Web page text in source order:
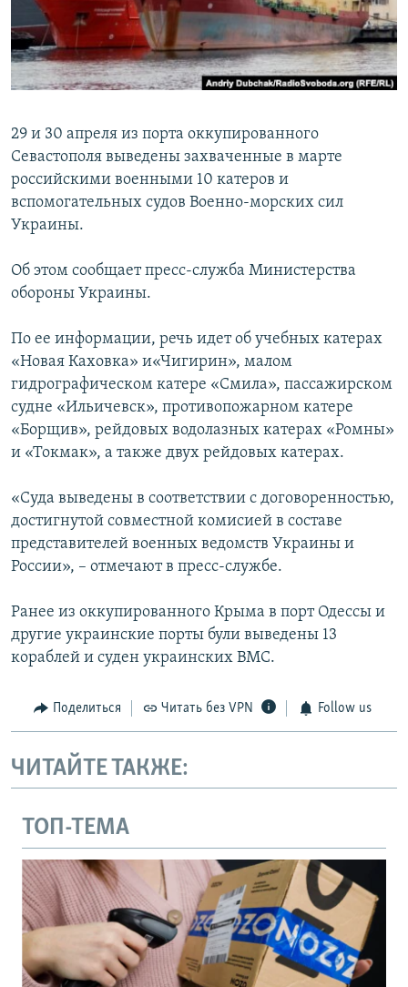
ПОБЕДИТЕЛЕЙ НЕ СУДЯТ?
КРЫМ.НЕПОКОРЕННЫЙ
ELIFBE
ПРИСОЕДИНЯЙТЕСЬ!
Все сайты RFE/RL
29 и 30 апреля из порта оккупированного
Севастополя выведены захваченные в марте
российскими военными 10 катеров и
вспомогательных судов Военно-морских сил
Украины.
Об этом сообщает пресс-служба Министерства
обороны Украины.
По ее информации, речь идет об учебных катерах
«Новая Каховка» и«Чигирин», малом
гидрографическом катере «Смила», пассажирском
судне «Ильичевск», противопожарном катере
«Борщив», рейдовых водолазных катерах «Ромны»
и «Токмак», а также двух рейдовых катерах.
«Суда выведены в соответствии с договоренностью,
достигнутой совместной комисией в составе
представителей военных ведомств Украины и
России», – отмечают в пресс-службе.
Ранее из оккупированного Крыма в порт Одессы и
другие украинские порты були выведены 13
кораблей и суден украинских ВМС.
Поделиться Читать без VPN Follow us
ЧИТАЙТЕ ТАКЖЕ:
ТОП-ТЕМА